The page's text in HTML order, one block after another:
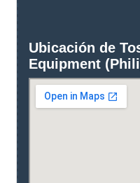
Ubicación de
Equipment